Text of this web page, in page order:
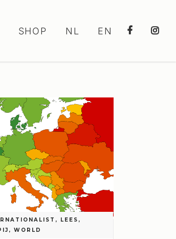
SHOP NL EN
, LEES ,
, WORLD